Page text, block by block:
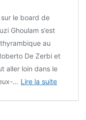
le board de
Ghoulam s’est
au
De Zerbi et
aller loin dans le
… Lire la suite